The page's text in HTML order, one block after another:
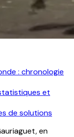
: chronologie
et
de solutions
en